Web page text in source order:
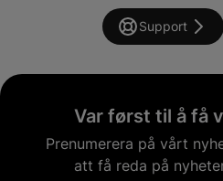
Support
Var først til å få
Prenumerera på vårt
att få reda på